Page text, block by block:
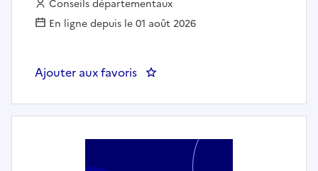
Employeur :
Conseils départementaux
En ligne depuis le 01 août 2026
Ajouter aux favoris